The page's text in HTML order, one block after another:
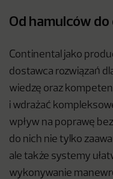
Od hamulców
Continental jako
dostawca rozwiązań
wiedzę oraz
i wdrażać
wpływ na poprawę
do nich nie tylko
ale także systemy
wykonywanie